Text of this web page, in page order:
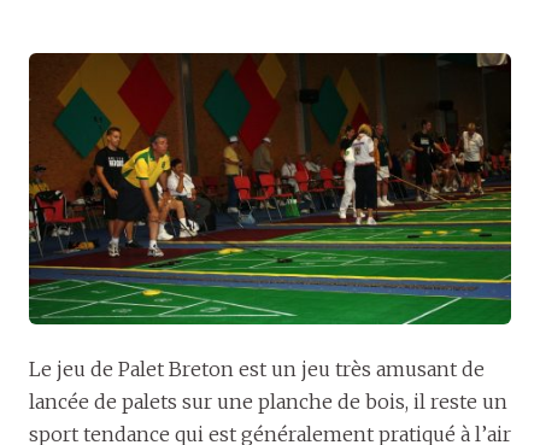
Le jeu de Palet Breton est un jeu très amusant de
lancée de palets sur une planche de bois, il reste un
sport tendance qui est généralement pratiqué à l’air